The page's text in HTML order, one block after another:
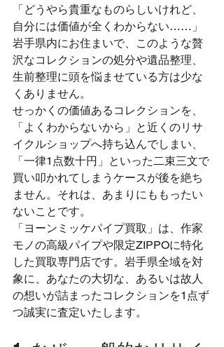
「どうやら貴重なものらしいけれど、
自分には価値が全くわからない……」
岩手県内にお住まいで、このような贅
沢なコレクションの処分や遺品整理、
生前整理に頭を悩ませている方は少な
くありません。
せっかくの価値あるコレクションを、
「よくわからないから」と近くのリサ
イクルショップへ持ち込んでしまい、
「一律1点数十円」といった二束三文で
買い叩かれてしまうケースが後を絶ち
ません。それは、あまりにももったい
ないことです。
「ヨーンミッケパイプ買取」は、作家
モノの高級パイプや限定ZIPPOに特化
した買取専門店です。岩手県全域を対
象に、あなたの大切な、あるいは故人
の想いが詰まったコレクションを1点ず
つ誠実に査定いたします。